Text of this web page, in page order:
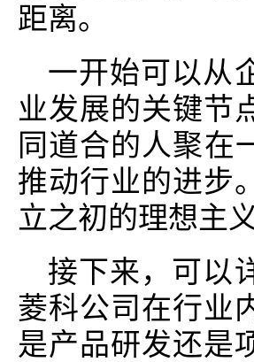
距离。
一开始可以从
业发展的关键节
同道合的人聚
推动行业的进步
立之初的理想主
接下来，可以
菱科公司在行业
是产品研发还是